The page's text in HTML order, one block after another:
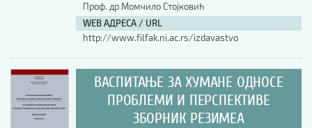
ISBN
Проф. др Момчило Стојковић
WEB АДРЕСА / URL
http://www.filfak.ni.ac.rs/izdavastvo
ВАСПИТАЊЕ ЗА ХУМАНЕ ОДНОСЕ
ПРОБЛЕМИ И ПЕРСПЕКТИВЕ
ЗБОРНИК РЕЗИМЕА